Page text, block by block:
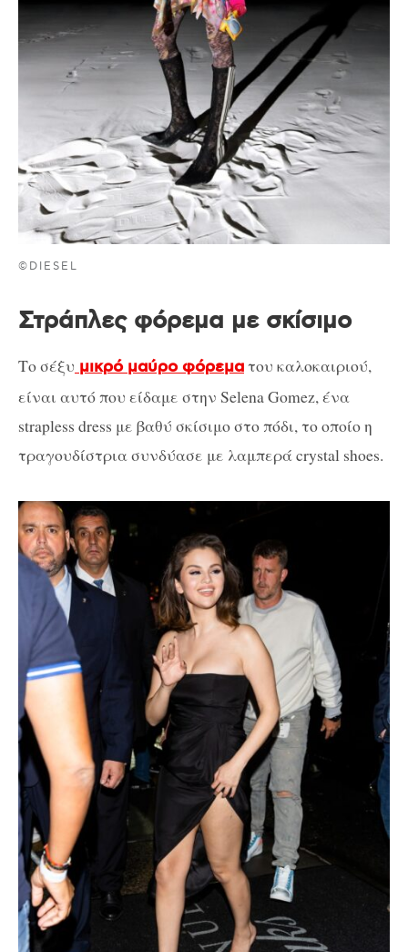
©DIESEL
Στράπλες φόρεμα με σκίσιμο
Το σέξυ μικρό μαύρο φόρεματου καλοκαιριού,
είναι αυτό που είδαμε στην Selena Gomez, ένα
strapless dress με βαθύ σκίσιμο στο πόδι, το οποίο η
τραγουδίστρια συνδύασε με λαμπερά crystal shoes.